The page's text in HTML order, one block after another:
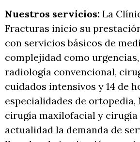
Nuestros servicios: La
Fracturas inicio su
con servicios básicos de
complejidad como
radiología convencional,
cuidados intensivos y 14 de
especialidades de ortopedia,
cirugía maxilofacial y cirugía
actualidad la demanda de